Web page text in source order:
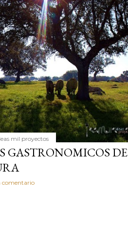
mil proyectos
GASTRONOMICOS DE
comentario